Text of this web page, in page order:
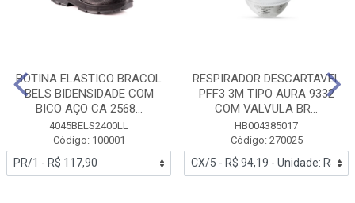
BOTINA ELASTICO BRACOL
BELS BIDENSIDADE COM
BICO AÇO CA 2568...
4045BELS2400LL
Código: 100001
RESPIRADOR DESCARTAVEL
PFF3 3M TIPO AURA 9332
COM VALVULA BR...
HB004385017
Código: 270025